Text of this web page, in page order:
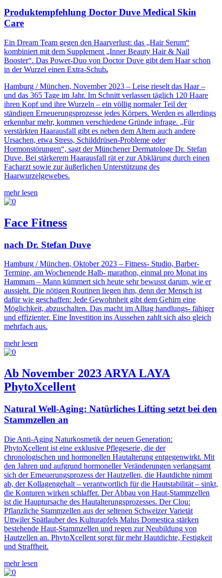
Produktempfehlung Doctor Duve Medical Skin
Care
Ein Dream Team gegen den Haarverlust: das „Hair Serum“
kombiniert mit dem Supplement „Inner Beauty Hair & Nail
Booster“. Das Power-Duo von Doctor Duve gibt dem Haar schon
in der Wurzel einen Extra-Schub.
Hamburg / München, November 2023 – Leise rieselt das Haar –
und das 365 Tage im Jahr. Im Schnitt verlassen täglich 120 Haare
ihren Kopf und ihre Wurzeln – ein völlig normaler Teil der
ständigen Erneuerungsprozesse jedes Körpers. Werden es allerdings
erkennbar mehr, kommen verschiedene Gründe infrage. „Für
verstärkten Haarausfall gibt es neben dem Altern auch andere
Ursachen, etwa Stress, Schilddrüsen-Probleme oder
Hormonstörungen“, sagt der Münchener Dermatologe Dr. Stefan
Duve. Bei stärkerem Haarausfall rät er zur Abklärung durch einen
Facharzt sowie zur äußerlichen Unterstützung des
Haarwurzelgewebes.
mehr lesen
Face Fitness
nach Dr. Stefan Duve
Hamburg / München, Oktober 2023 – Fitness- Studio, Barber-
Termine, am Wochenende Halb- marathon, einmal pro Monat ins
Hammam – Mann kümmert sich heute sehr bewusst darum, wie er
aussieht. Die nötigen Routinen liegen ihm, denn der Mensch ist
dafür wie geschaffen: Jede Gewohnheit gibt dem Gehirn eine
Möglichkeit, abzuschalten. Das macht im Alltag handlungs- fähiger
und effizienter. Eine Investition ins Aussehen zahlt sich also gleich
mehrfach aus.
mehr lesen
Ab November 2023 ARYA LAYA
PhytoXcellent
Natural Well-Aging: Natürliches Lifting setzt bei den
Stammzellen an
Die Anti-Aging Naturkosmetik der neuen Generation:
PhytoXcellent ist eine exklusive Pflegeserie, die der
chronologischen und hormonellen Hautalterung entgegenwirkt. Mit
den Jahren und aufgrund hormoneller Veränderungen verlangsamt
sich der Erneuerungsprozess der Hautzellen, die Hautdichte nimmt
ab, der Kollagengehalt – verantwortlich für die Hautstabilität – sinkt,
die Konturen wirken schlaffer. Der Abbau von Haut-Stammzellen
ist die Hauptursache des Hautalterungsprozesses. Der Clou:
Pflanzliche Stammzellen aus der seltenen Schweizer Varietät
Uttwiler Spätlauber des Kulturapfels Malus Domestica stärken
bestehende Haut-Stammzellen und regen zur Neubildung von
Hautzellen an. PhytoXcellent sorgt für mehr Hautdichte, Festigkeit
und Straffheit.
mehr lesen